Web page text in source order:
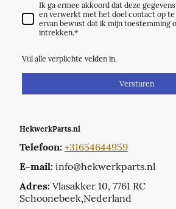
Ik ga ermee akkoord dat deze
en verwerkt met het doel contact op te
ervan bewust dat ik mijn toestemming
intrekken.*
Vul alle verplichte velden in.
Versturen
HekwerkParts.nl
Telefoon: +31654644959
E-mail: info@hekwerkparts.nl
Adres: Vlasakker 10, 7761 RC
Schoonebeek,Nederland